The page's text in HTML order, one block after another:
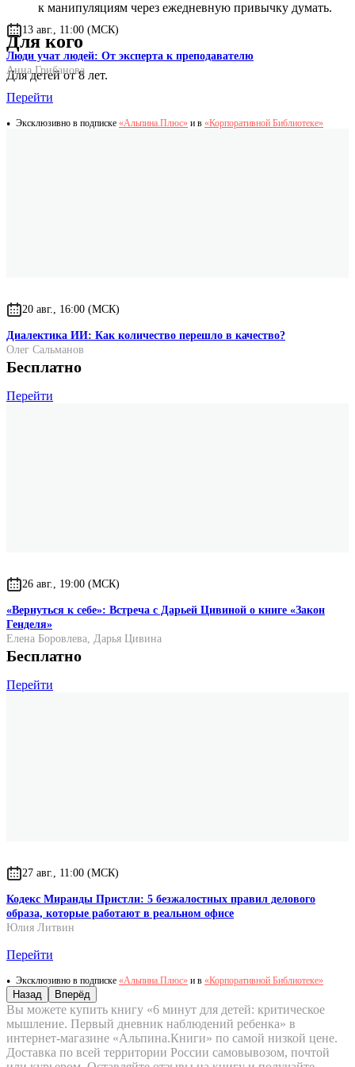
к манипуляциям через ежедневную привычку думать.
Для кого
Для детей от 8 лет.
13 авг., 11:00 (МСК)
Люди учат людей: От эксперта к преподавателю
Анна Грибанова
Перейти
Эксклюзивно в подписке «Альпина.Плюс» и в «Корпоративной Библиотеке»
20 авг., 16:00 (МСК)
Диалектика ИИ: Как количество перешло в качество?
Олег Сальманов
Бесплатно
Перейти
26 авг., 19:00 (МСК)
«Вернуться к себе»: Встреча с Дарьей Цивиной о книге «Закон
Генделя»
Елена Боровлева, Дарья Цивина
Бесплатно
Перейти
27 авг., 11:00 (МСК)
Кодекс Миранды Пристли: 5 безжалостных правил делового
образа, которые работают в реальном офисе
Юлия Литвин
Перейти
Эксклюзивно в подписке «Альпина.Плюс» и в «Корпоративной Библиотеке»
Назад Вперёд
Вы можете купить книгу «6 минут для детей: критическое
мышление. Первый дневник наблюдений ребенка» в
интернет-магазине «Альпина.Книги» по самой низкой цене.
Доставка по всей территории России самовывозом, почтой